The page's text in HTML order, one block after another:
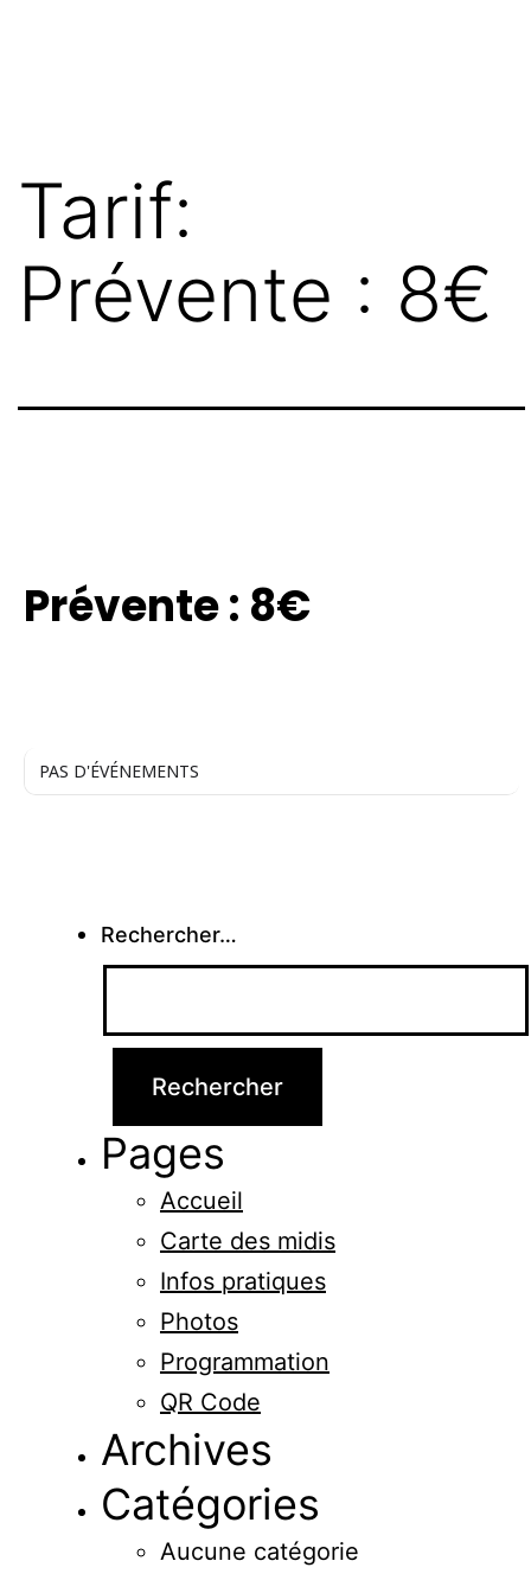
Tarif:
Prévente : 8€
Prévente : 8€
PAS D'ÉVÉNEMENTS
Rechercher…
Pages
Accueil
Carte des midis
Infos pratiques
Photos
Programmation
QR Code
Archives
Catégories
Aucune catégorie